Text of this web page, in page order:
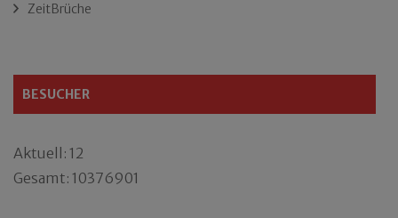
ZeitBrüche
BESUCHER
Aktuell: 12
Gesamt: 10376901